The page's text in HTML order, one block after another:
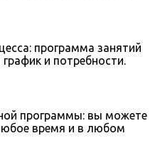
программа занятий
и потребности.
программы: вы можете
время и в любом